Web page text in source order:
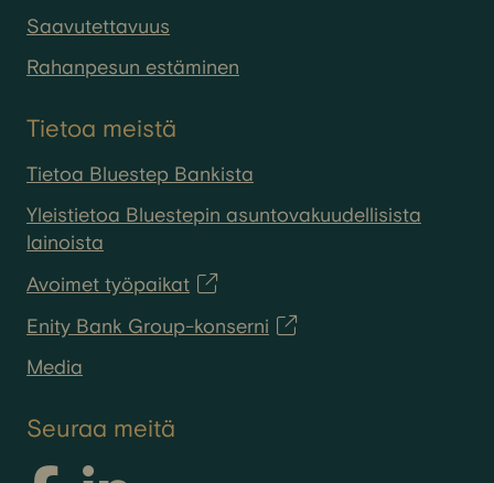
Saavutettavuus
Rahanpesun estäminen
Tietoa meistä
Tietoa Bluestep Bankista
Yleistietoa Bluestepin asuntovakuudellisista
lainoista
Avoimet työpaikat
Enity Bank Group-konserni
Media
Seuraa meitä